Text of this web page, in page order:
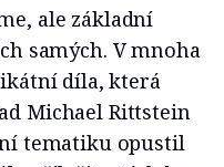
ale základní
samých. V mnoha
díla, která
Michael Rittstein
tematiku opustil